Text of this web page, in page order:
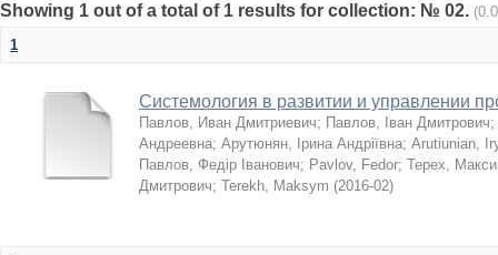
Showing 1 out of a total of 1 results for collection: № 02.
1
Системология в развитии и управлении
Павлов, Иван Дмитриевич; Павлов, Іван Дмитрович;
Андреевна; Арутюнян, Ірина Андріївна; Arutiunian,
Павлов, Федір Іванович; Pavlov, Fedor; Терех,
Дмитрович; Terekh, Maksym (2016-02)